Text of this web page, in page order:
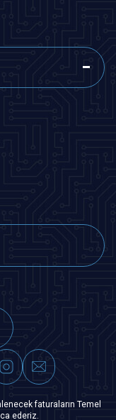
faturaların Temel
ederiz.